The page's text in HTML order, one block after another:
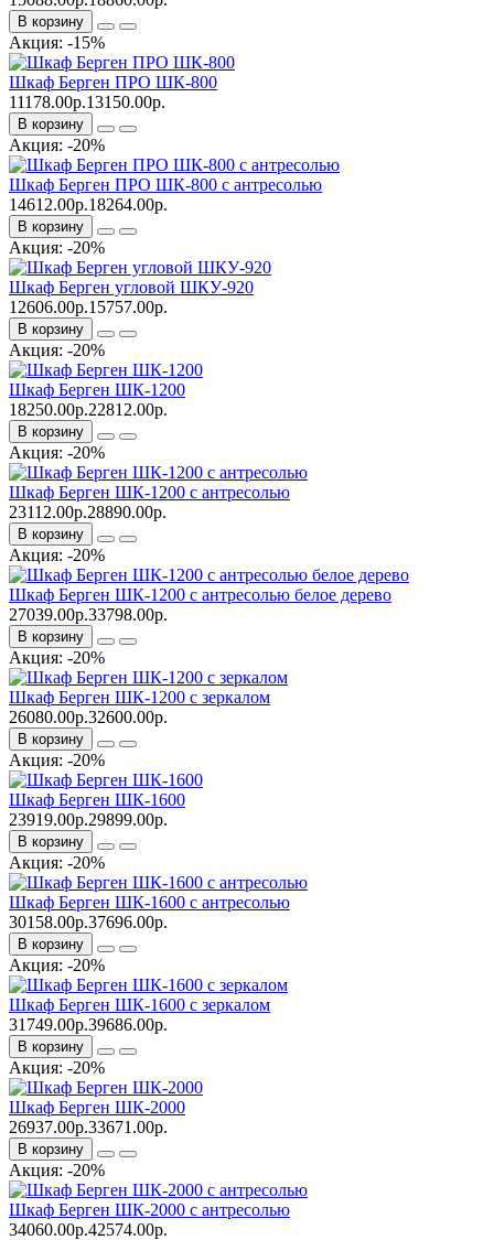
В корзину
Акция: -15%
Шкаф Берген ПРО ШК-800
11178.00р.13150.00р.
В корзину
Акция: -20%
Шкаф Берген ПРО ШК-800 с антресолью
14612.00р.18264.00р.
В корзину
Акция: -20%
Шкаф Берген угловой ШКУ-920
12606.00р.15757.00р.
В корзину
Акция: -20%
Шкаф Берген ШК-1200
18250.00р.22812.00р.
В корзину
Акция: -20%
Шкаф Берген ШК-1200 с антресолью
23112.00р.28890.00р.
В корзину
Акция: -20%
Шкаф Берген ШК-1200 с антресолью белое дерево
27039.00р.33798.00р.
В корзину
Акция: -20%
Шкаф Берген ШК-1200 с зеркалом
26080.00р.32600.00р.
В корзину
Акция: -20%
Шкаф Берген ШК-1600
23919.00р.29899.00р.
В корзину
Акция: -20%
Шкаф Берген ШК-1600 с антресолью
30158.00р.37696.00р.
В корзину
Акция: -20%
Шкаф Берген ШК-1600 с зеркалом
31749.00р.39686.00р.
В корзину
Акция: -20%
Шкаф Берген ШК-2000
26937.00р.33671.00р.
В корзину
Акция: -20%
Шкаф Берген ШК-2000 с антресолью
34060.00р.42574.00р.